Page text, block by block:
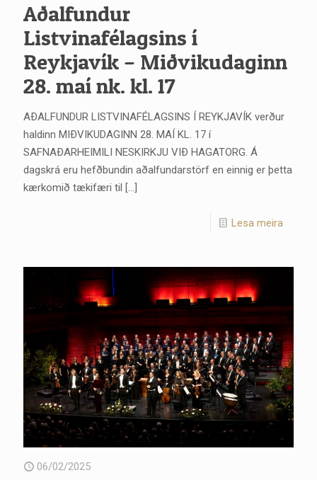
Aðalfundur
Listvinafélagsins í
Reykjavík – Miðvikudaginn
28. maí nk. kl. 17
AÐALFUNDUR LISTVINAFÉLAGSINS Í REYKJAVÍK verður
haldinn MIÐVIKUDAGINN 28. MAÍ KL. 17 í
SAFNAÐARHEIMILI NESKIRKJU VIÐ HAGATORG. Á
dagskrá eru hefðbundin aðalfundarstörf en einnig er þetta
kærkomið tækifæri til […]
Lesa meira
06/02/2025